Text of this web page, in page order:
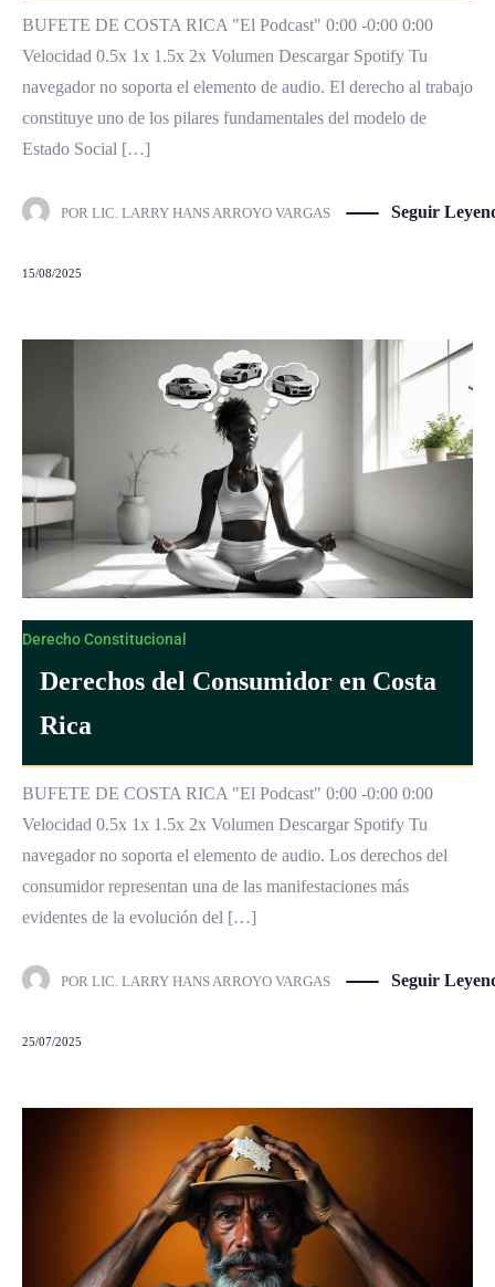
BUFETE DE COSTA RICA "El Podcast" 0:00 -0:00 0:00
Velocidad 0.5x 1x 1.5x 2x Volumen Descargar Spotify Tu
navegador no soporta el elemento de audio. El derecho al trabajo
constituye uno de los pilares fundamentales del modelo de
Estado Social […]
POR LIC. LARRY HANS ARROYO VARGAS Seguir
15/08/2025
Derecho Constitucional
Derechos del Consumidor en Costa
Rica
BUFETE DE COSTA RICA "El Podcast" 0:00 -0:00 0:00
Velocidad 0.5x 1x 1.5x 2x Volumen Descargar Spotify Tu
navegador no soporta el elemento de audio. Los derechos del
consumidor representan una de las manifestaciones más
evidentes de la evolución del […]
POR LIC. LARRY HANS ARROYO VARGAS Seguir
25/07/2025